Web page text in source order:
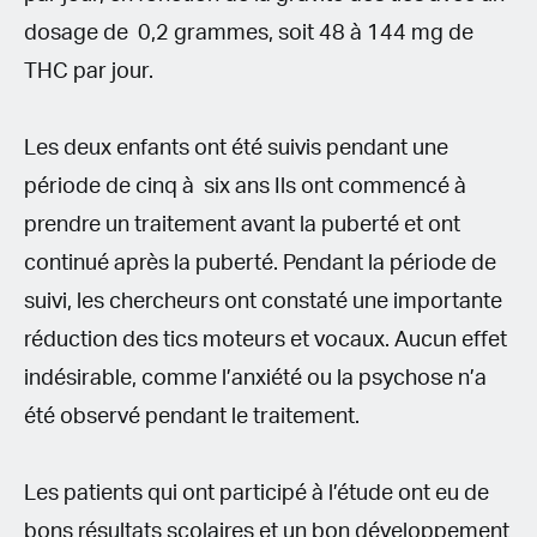
dosage de 0,2 grammes, soit 48 à 144 mg de
THC par jour.
Les deux enfants ont été suivis pendant une
période de cinq à six ans Ils ont commencé à
prendre un traitement avant la puberté et ont
continué après la puberté. Pendant la période de
suivi, les chercheurs ont constaté une importante
réduction des tics moteurs et vocaux. Aucun effet
indésirable, comme l’anxiété ou la psychose n’a
été observé pendant le traitement.
Les patients qui ont participé à l’étude ont eu de
bons résultats scolaires et un bon développement